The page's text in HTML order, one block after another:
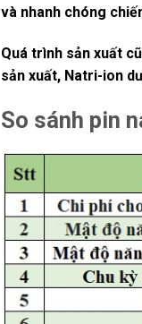
và nhanh chóng
Quá trình sản xuất
sản xuất, Natri-ion
So sánh pin